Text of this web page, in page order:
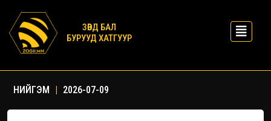
ЗӨВД БАЛ
БУРУУД ХАТГУУР
НИЙГЭМ | 2026-07-09